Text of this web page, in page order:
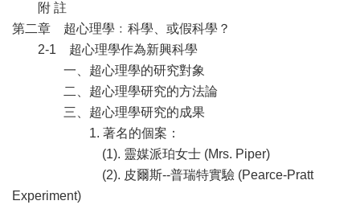
附 註
第二章 超心理學﹕科學、或假科學？
2-1 超心理學作為新興科學
一、超心理學的研究對象
二、超心理學研究的方法論
三、超心理學研究的成果
1. 著名的個案：
(1). 靈媒派珀女士 (Mrs. Piper)
(2). 皮爾斯--普瑞特實驗 (Pearce-Pratt
Experiment)